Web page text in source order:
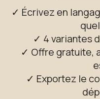
✓ Écrivez en
✓ 4 variantes
✓ Offre gratuite,
✓ Exportez le